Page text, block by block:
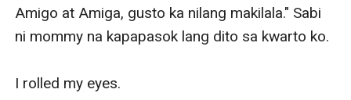
Amigo at Amiga, gusto ka nilang makilala." Sabi
ni mommy na kapapasok lang dito sa kwarto ko.
I rolled my eyes.